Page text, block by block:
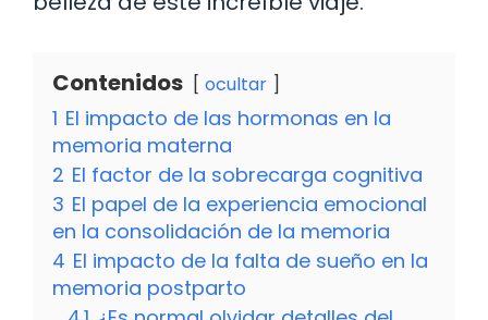
Contenidos ocultar
1 El impacto de las hormonas en la
memoria materna
2 El factor de la sobrecarga cognitiva
3 El papel de la experiencia emocional
en la consolidación de la memoria
4 El impacto de la falta de sueño en la
memoria postparto